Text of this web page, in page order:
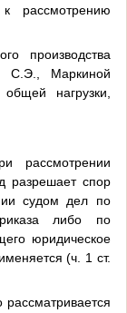
рассмотрению
производства
С.Э., Маркиной
нагрузки,
рассмотрении
разрешает спор
судом дел по
либо по
юридическое
(ч. 1 ст.